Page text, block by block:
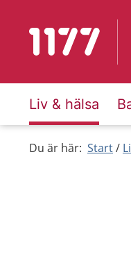
Till startsidan för
Liv & hälsa
Du är här: Start